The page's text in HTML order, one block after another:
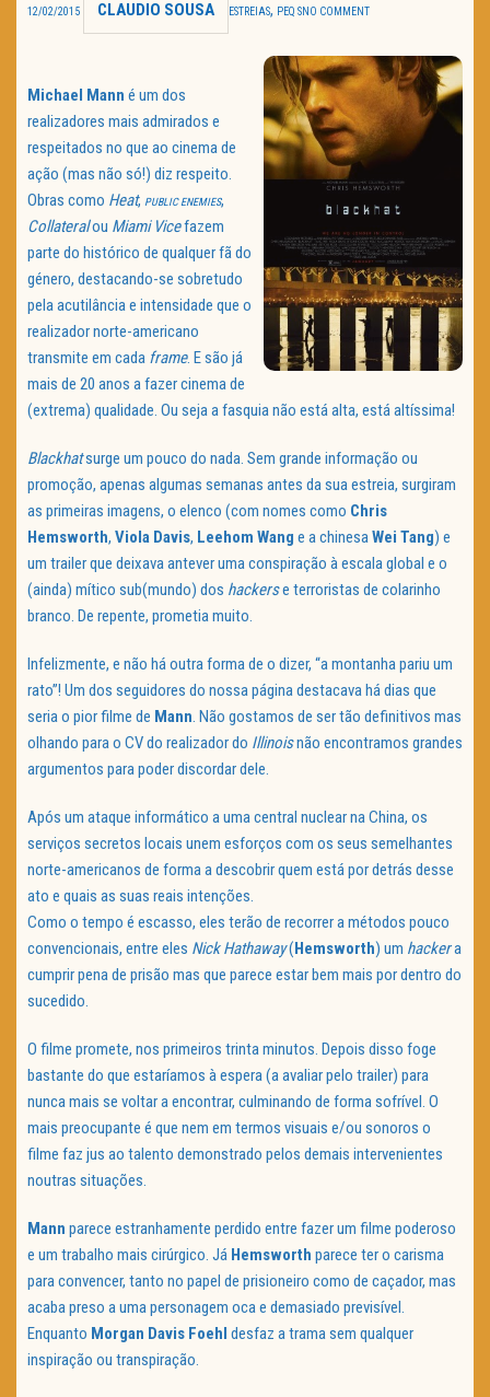
TRAILER DO DIA
Política de Privacidade
12/02/2015 CLAUDIO SOUSA ESTREIAS, PEQ SNO COMMENT
Michael Mann é um dos
realizadores mais admirados e
respeitados no que ao cinema de
ação (mas não só!) diz respeito.
Obras como Heat, PUBLIC ENEMIES,
Collateralou Miami Vicefazem
parte do histórico de qualquer fã do
género, destacando-se sobretudo
pela acutilância e intensidade que o
realizador norte-americano
transmite em cada frame. E são já
mais de 20 anos a fazer cinema de
(extrema) qualidade. Ou seja a fasquia não está alta, está altíssima!
Blackhatsurge um pouco do nada. Sem grande informação ou
promoção, apenas algumas semanas antes da sua estreia, surgiram
as primeiras imagens, o elenco (com nomes como Chris
Hemsworth, Viola Davis, Leehom Wang e a chinesaWei Tang) e
um trailer que deixava antever uma conspiração à escala global e o
(ainda) mítico sub(mundo) dos hackerse terroristas de colarinho
branco. De repente, prometia muito.
Infelizmente, e não há outra forma de o dizer, “a montanha pariu um
rato”! Um dos seguidores do nossa página destacava há dias que
seria o pior filme de Mann. Não gostamos de ser tão definitivos mas
olhando para o CV do realizador do Illinoisnão encontramos grandes
argumentos para poder discordar dele.
Após um ataque informático a uma central nuclear na China, os
serviços secretos locais unem esforços com os seus semelhantes
norte-americanos de forma a descobrir quem está por detrás desse
ato e quais as suas reais intenções.
Como o tempo é escasso, eles terão de recorrer a métodos pouco
convencionais, entre eles Nick Hathaway(Hemsworth) um hackera
cumprir pena de prisão mas que parece estar bem mais por dentro do
sucedido.
O filme promete, nos primeiros trinta minutos. Depois disso foge
bastante do que estaríamos à espera (a avaliar pelo trailer) para
nunca mais se voltar a encontrar, culminando de forma sofrível. O
mais preocupante é que nem em termos visuais e/ou sonoros o
filme faz jus ao talento demonstrado pelos demais intervenientes
noutras situações.
Mann parece estranhamente perdido entre fazer um filme poderoso
e um trabalho mais cirúrgico. Já Hemsworth parece ter o carisma
para convencer, tanto no papel de prisioneiro como de caçador, mas
acaba preso a uma personagem oca e demasiado previsível.
Enquanto Morgan Davis Foehl desfaz a trama sem qualquer
inspiração ou transpiração.